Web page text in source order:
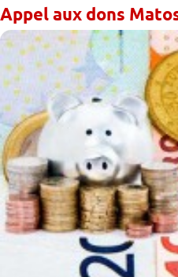
Appel aux dons